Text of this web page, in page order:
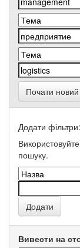
Почати
Додати фільтри:
пошуку.
Вивести на